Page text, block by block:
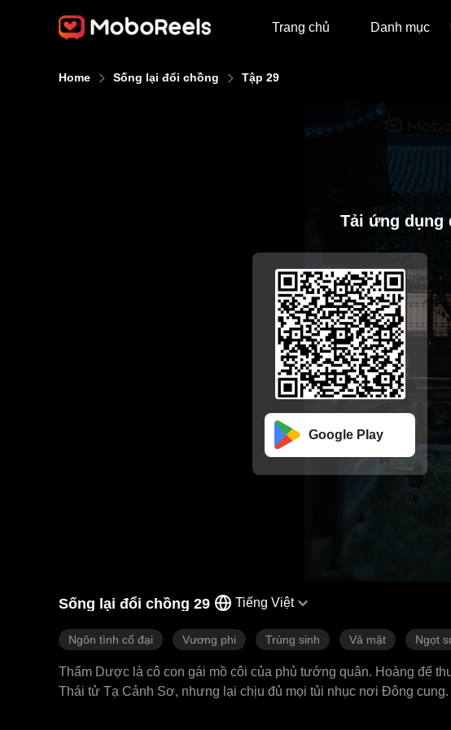
Trang chủ Danh mục
Home Sống lại đổi chồng Tập 29
Tải ứng dụng
Google Play
Sống lại đổi chồng 29 Tiếng Việt
Ngôn tình cổ đại Vương phi Trùng sinh Vả mặt Ngọt
Thẩm Dược là cô con gái mồ côi của phủ tướng quân. Hoàng đế
Thái tử Tạ Cảnh Sơ, nhưng lại chịu đủ mọi tủi nhục nơi Đông